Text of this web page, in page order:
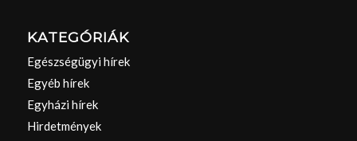
KATEGÓRIÁK
Egészségügyi hírek
Egyéb hírek
Egyházi hírek
Hirdetmények